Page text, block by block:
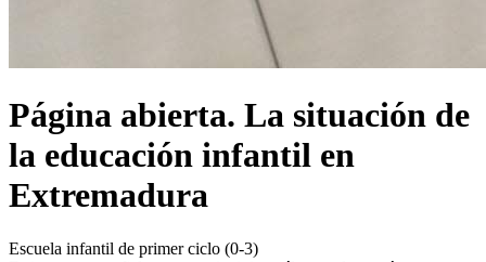
Página abierta. La situación de
la educación infantil en
Extremadura
Escuela infantil de primer ciclo (0-3)